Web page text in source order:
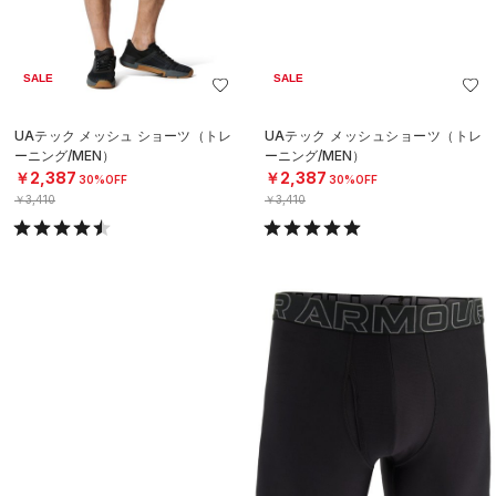
SALE
UAテック メッシュ ショーツ（トレ
ーニング/MEN）
￥2,387 30%OFF
￥3,410
SALE
UAテック メッシュショーツ（トレ
ーニング/MEN）
￥2,387 30%OFF
￥3,410